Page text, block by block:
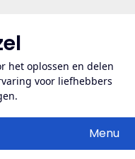
het oplossen en delen
voor liefhebbers
Menu